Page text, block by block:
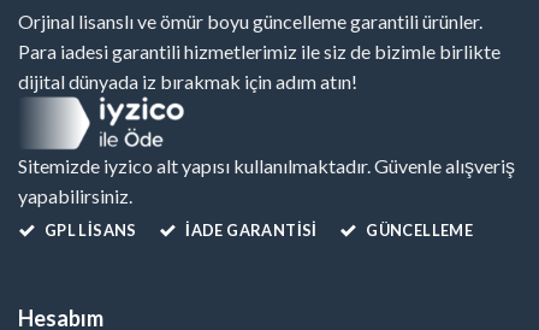
Orjinal lisanslı ve ömür boyu güncelleme garantili ürünler.
Para iadesi garantili hizmetlerimiz ile siz de bizimle birlikte
dijital dünyada iz bırakmak için adım atın!
Sitemizde iyzico alt yapısı kullanılmaktadır. Güvenle alışveriş
yapabilirsiniz.
GPL LISANS İADE GARANTİSİ GÜNCELLEME
Hesabım